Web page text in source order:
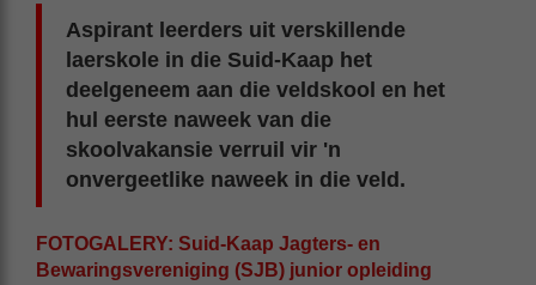
Aspirant leerders uit verskillende
laerskole in die Suid-Kaap het
deelgeneem aan die veldskool en het
hul eerste naweek van die
skoolvakansie verruil vir 'n
onvergeetlike naweek in die veld.
FOTOGALERY: Suid-Kaap Jagters- en
Bewaringsvereniging (SJB) junior opleiding